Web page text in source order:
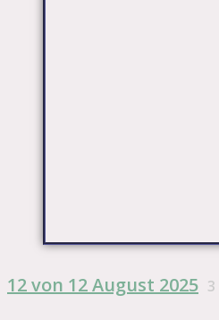
12 von 12 August 2025 3